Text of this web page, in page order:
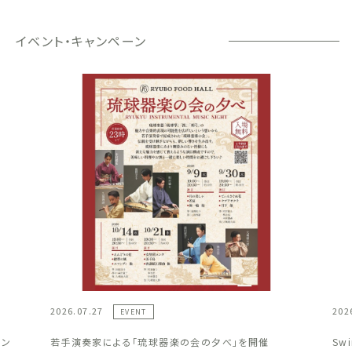
イベント・キャンペーン
2026.07.27 EVENT
若手演奏家による「琉球器楽の会の夕べ」を開催